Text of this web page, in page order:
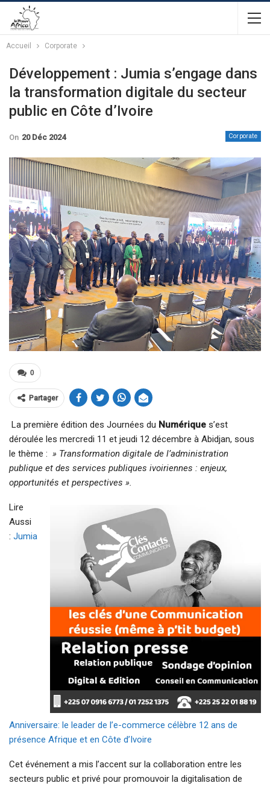
Accueil Corporate
Développement : Jumia s’engage dans
la transformation digitale du secteur
public en Côte d’Ivoire
Corporate
On 20 Déc 2024
0
Partager
La première édition des Journées du Numérique s’est
déroulée les mercredi 11 et jeudi 12 décembre à Abidjan, sous
le thème : » Transformation digitale de l’administration
publique et des services publiques ivoiriennes : enjeux,
opportunités et perspectives ».
Lire
Aussi
: Jumia
Anniversaire: le leader de l’e-commerce célèbre 12 ans de
présence Afrique et en Côte d’Ivoire
Cet événement a mis l’accent sur la collaboration entre les
secteurs public et privé pour promouvoir la digitalisation de